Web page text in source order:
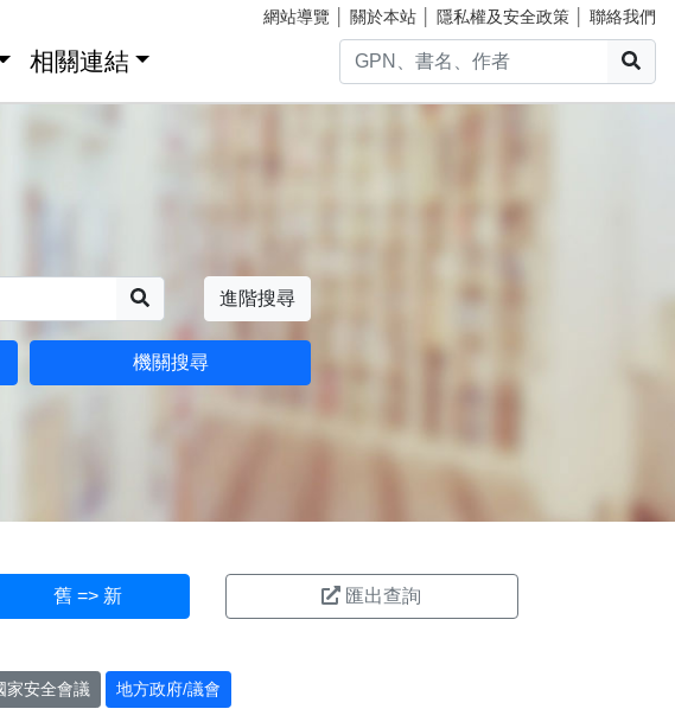
網站導覽 關於本站 隱私權及安全政策 聯絡我們
相關連結
進階搜尋
機關搜尋
舊 => 新 匯出查詢
家安全會議 地方政府/議會